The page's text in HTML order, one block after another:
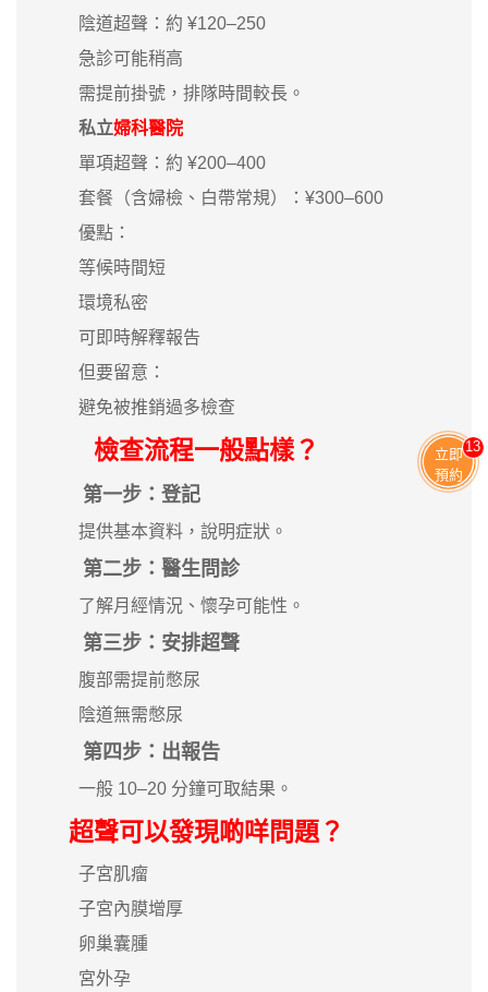
陰道超聲：約 ¥120–250
急診可能稍高
需提前掛號，排隊時間較長。
私立婦科醫院
單項超聲：約 ¥200–400
套餐（含婦檢、白帶常規）：¥300–600
優點：
等候時間短
環境私密
可即時解釋報告
但要留意：
避免被推銷過多檢查
檢查流程一般點樣？
第一步：登記
提供基本資料，說明症狀。
第二步：醫生問診
了解月經情況、懷孕可能性。
第三步：安排超聲
腹部需提前憋尿
陰道無需憋尿
第四步：出報告
一般 10–20 分鐘可取結果。
超聲可以發現啲咩問題？
子宮肌瘤
子宮內膜增厚
卵巢囊腫
宮外孕
立即
預約
13